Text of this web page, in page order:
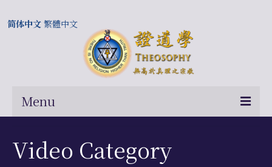
Menu
关于我们
Video Category
简体中文 繁體中文